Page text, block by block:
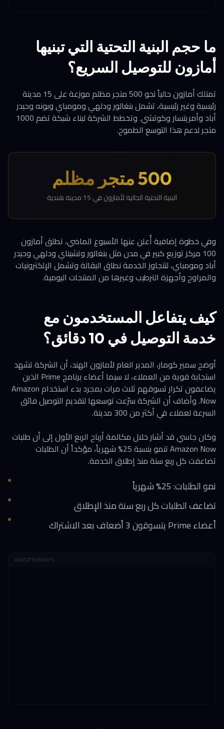
ما حجم البنية التحتية التي تبنيها
أمازون للتوصيل السريع؟
تمتلك أمازون حالياً نحو 500 متجر مظلم موزعة على 15 مدينة
رئيسية وغير رئيسية، تشمل بنغالور ودلهي ومومباي وبونه وحيدر
أباد وأمريتسار وكوتشي. وتخطط الشركة لبناء شبكة تضم 1000
متجر لدعم هذا التوسع الطموح.
500 متجر مظلم
البنية التحتية الحالية لأمازون في 15 مدينة هندية
وفي خطوة إضافية أُعلن عنها الأسبوع الماضي، تطلق أمازون
100 مركز توزيع كبير في مدن مثل بنغالور وتشيناي ودلهي وحيدر
أباد ومومباي، لتتجاوز الخدمة نطاق البقالة وتشمل الإلكترونيات
والمراوح وأجهزة الترطيب وغيرها من المنتجات اليومية.
كيف يتفاعل المستخدمون مع
خدمة التوصيل في 10 دقائق؟
أوضح سمير كومار، المدير العام لأمازون الهند، أن الشركة تشهد
استجابة قوية من العملاء، لا سيما أعضاء برنامج Prime الذين
يضاعفون تكرار تسوقهم ثلاث مرات بمجرد بدء استخدام Amazon
Now. وأضاف أن الشركة سرّعت توسعها لتقديم التوصيل فائق
السرعة لعملاء في أكثر من 300 مدينة.
وكان جاسي قد أشار خلال مكالمة أرباح الربع الأول إلى أن طلبات
Amazon Now تنمو بنسبة 25% شهرياً، مؤكداً أن الطلبات
تضاعفت كل ربع سنة منذ إطلاق الخدمة.
نمو الطلبات: 25% شهرياً
تضاعف الطلبات كل ربع سنة منذ الإطلاق
أعضاء Prime يتسوقون 3 أضعاف بعد الاشتراك
ADVERTISEMENTS